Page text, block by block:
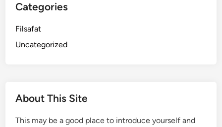
Categories
Filsafat
Uncategorized
About This Site
This may be a good place to introduce yourself and